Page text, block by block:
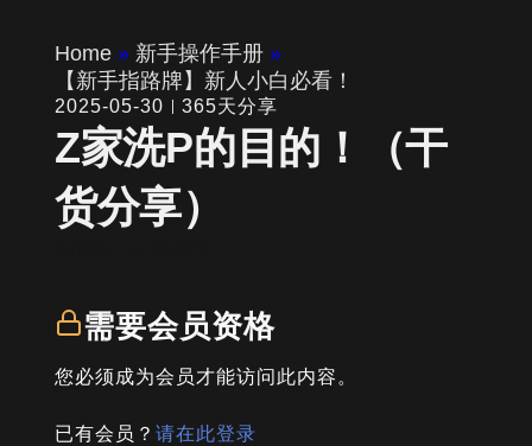
Home » 新手操作手册 »
【新手指路牌】新人小白必看！
2025-05-30 365天分享
Z家洗P的目的！（干
货分享）
需要会员资格
您必须成为会员才能访问此内容。
已有会员？ 请在此登录